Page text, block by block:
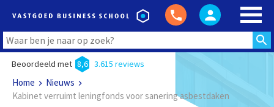
Beoordeeld met 8,6 3.615 reviews
Home
Nieuws
Kabinet verruimt leningfonds voor sanering asbestdaken